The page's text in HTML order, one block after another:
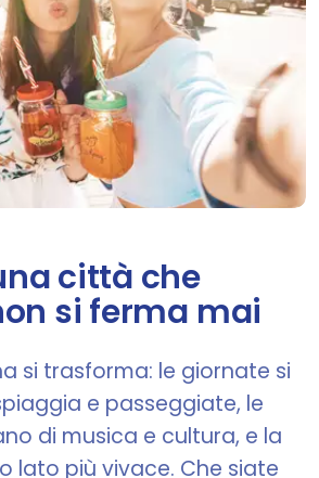
città che
si ferma mai
si trasforma: le giornate si
e passeggiate, le
di musica e cultura, e la
lato più vivace. Che siate